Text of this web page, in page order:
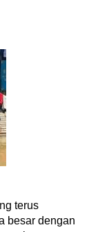
terus
besar dengan